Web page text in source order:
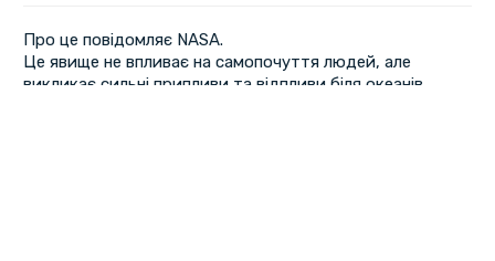
Про це повідомляє NASA.
Це явище не впливає на самопочуття людей, але
викликає сильні припливи та відпливи біля океанів.